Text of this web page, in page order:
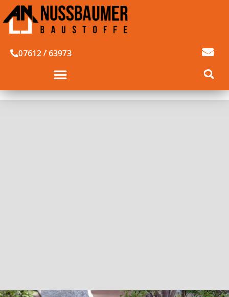
07612 / 63973